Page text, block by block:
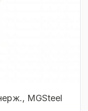
MGSteel